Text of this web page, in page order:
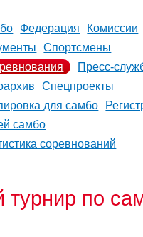
Федерация
Комиссии
Спортсмены
Пресс-
Спецпроекты
для самбо
самбо
соревнований
турнир по